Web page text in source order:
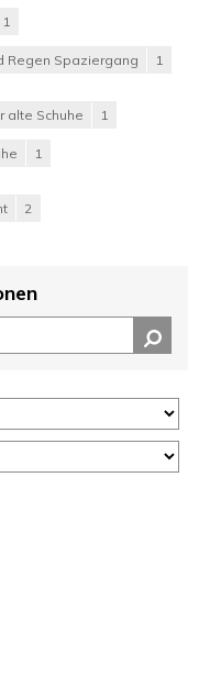
1
Regen Spaziergang 1
alte Schuhe 1
1
2